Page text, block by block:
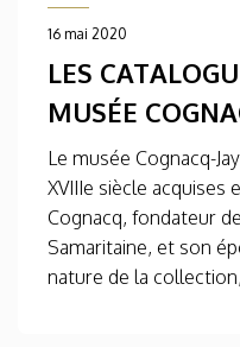
16 mai 2020
LES
MUSÉE
Le musée Cognacq-
XVIIIe siècle acquises
Cognacq, fondateur
Samaritaine, et son
nature de la